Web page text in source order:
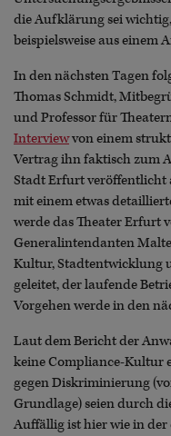
die Aufklärung sei
beispielsweise aus einem
In den nächsten Tagen
Thomas Schmidt,
und Professor für
Interviewvon einem
Vertrag ihn faktisch zum
Stadt Erfurt veröffentlicht
mit einem etwas
werde das Theater Erfurt
Generalintendanten
Kultur, Stadtentwicklung
geleitet, der laufende
Vorgehen werde in den
Laut dem Bericht der
keine Compliance-Kultur
gegen Diskriminierung
Grundlage) seien durch
Auffällig ist hier wie in